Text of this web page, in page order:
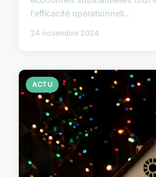
l'efficacité opérationnell...
24 novembre 2024
ACTU